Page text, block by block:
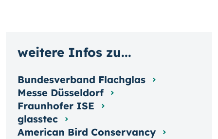
weitere Infos zu...
Bundesverband Flachglas
Messe Düsseldorf
Fraunhofer ISE
glasstec
American Bird Conservancy